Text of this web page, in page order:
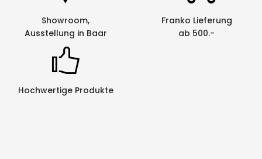
Showroom,
Ausstellung in Baar
Franko Lieferung
ab 500.-
Hochwertige Produkte